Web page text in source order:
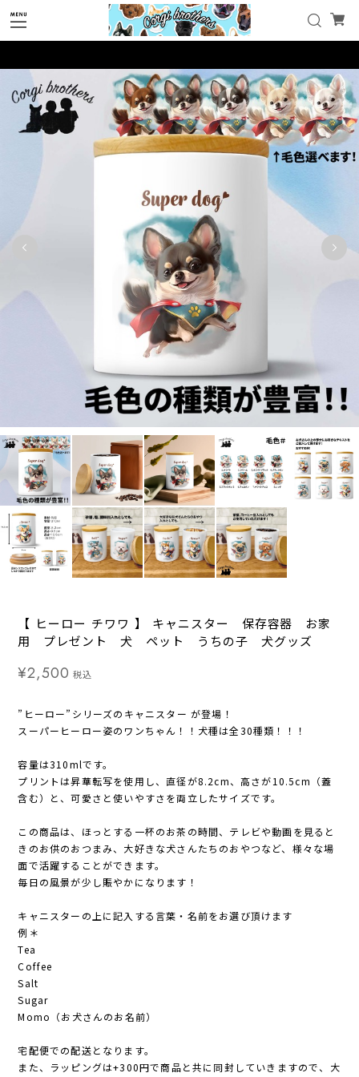
【 ヒーロー チワワ 】 キャニスター 保存容器 お家
用 プレゼント 犬 ペット うちの子 犬グッズ
¥2,500 税込
”ヒーロー”シリーズのキャニスター が登場！
スーパーヒーロー姿のワンちゃん！！犬種は全30種類！！！
容量は310mlです。
プリントは昇華転写を使用し、直径が8.2cm、高さが10.5cm（蓋
含む）と、可愛さと使いやすさを両立したサイズです。
この商品は、ほっとする一杯のお茶の時間、テレビや動画を見ると
きのお供のおつまみ、大好きな犬さんたちのおやつなど、様々な場
面で活躍することができます。
毎日の風景が少し賑やかになります！
キャニスターの上に記入する言葉・名前をお選び頂けます
例＊
Tea
Coffee
Salt
Sugar
Momo（お犬さんのお名前）
宅配便での配送となります。
また、ラッピングは+300円で商品と共に同封していきますので、大